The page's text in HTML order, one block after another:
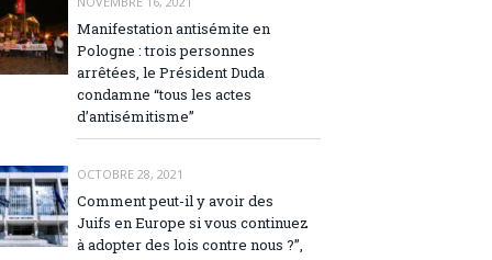
Manifestation antisémite en
Pologne : trois personnes
arrêtées, le Président Duda
condamne “tous les actes
d’antisémitisme”
OCTOBRE 28, 2021
Comment peut-il y avoir des
Juifs en Europe si vous continuez
à adopter des lois contre nous ?”,